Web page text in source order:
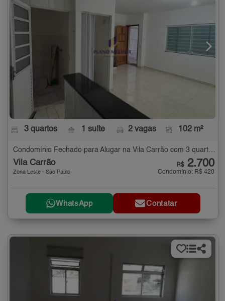
3 quartos 1 suíte 2 vagas 102 m²
Condomínio Fechado para Alugar na Vila Carrão com 3 quartos - 102 m²
Vila Carrão
Zona Leste - São Paulo
R$ 2.700
Condomínio: R$ 420
WhatsApp Contatar